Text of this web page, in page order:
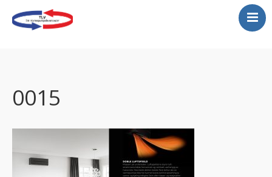
Service
Kjølerom
Luftrenser
Tilbud
0015